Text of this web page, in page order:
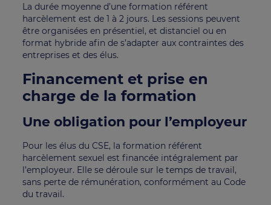
La durée moyenne d’une formation référent
harcèlement est de 1 à 2 jours. Les sessions peuvent
être organisées en présentiel, et distanciel ou en
format hybride afin de s’adapter aux contraintes des
entreprises et des élus.
Financement et prise en
charge de la formation
Une obligation pour l’employeur
Pour les élus du CSE, la formation référent
harcèlement sexuel est financée intégralement par
l’employeur. Elle se déroule sur le temps de travail,
sans perte de rémunération, conformément au Code
du travail.